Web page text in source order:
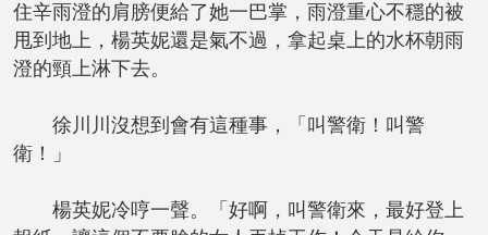
住辛雨澄的肩膀便給了她一巴掌，雨澄重心不穩的被
甩到地上，楊英妮還是氣不過，拿起桌上的水杯朝雨
澄的頸上淋下去。
徐川川沒想到會有這種事，「叫警衛！叫警
衛！」
楊英妮冷哼一聲。「好啊，叫警衛來，最好登上